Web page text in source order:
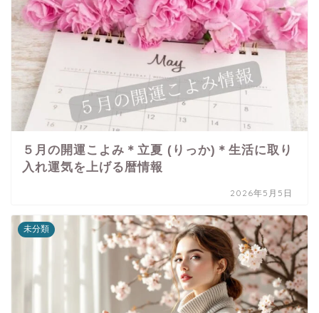
５月の開運こよみ＊立夏 (りっか)＊生活に取り
入れ運気を上げる暦情報
2026年5月5日
未分類